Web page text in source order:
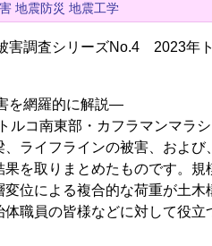
地震防災 地震工学
害調査シリーズNo.4 2023年
を網羅的に解説―
ルコ南東部・カフラマンマラ
ライフラインの被害、およ
を取りまとめたものです。規
位による複合的な荷重が土
職員の皆様などに対して役